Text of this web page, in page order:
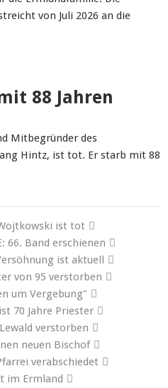
von Juli 2026 an die
88 Jahren
Mitbegründer des
Hintz, ist tot. Er starb mit 88
ist tot
66. Band erschienen
ist aktuell
von 95 verstorben
um Vergebung"
70 Jahre Priester
verstorben
neuen Bischof
verabschiedet
im Ermland